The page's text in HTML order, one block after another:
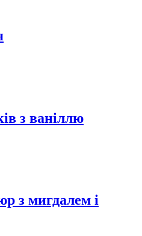
з ваніллю
з мигдалем і